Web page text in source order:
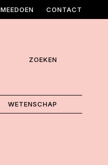
MEEDOEN CONTACT
ZOEKEN
WETENSCHAP